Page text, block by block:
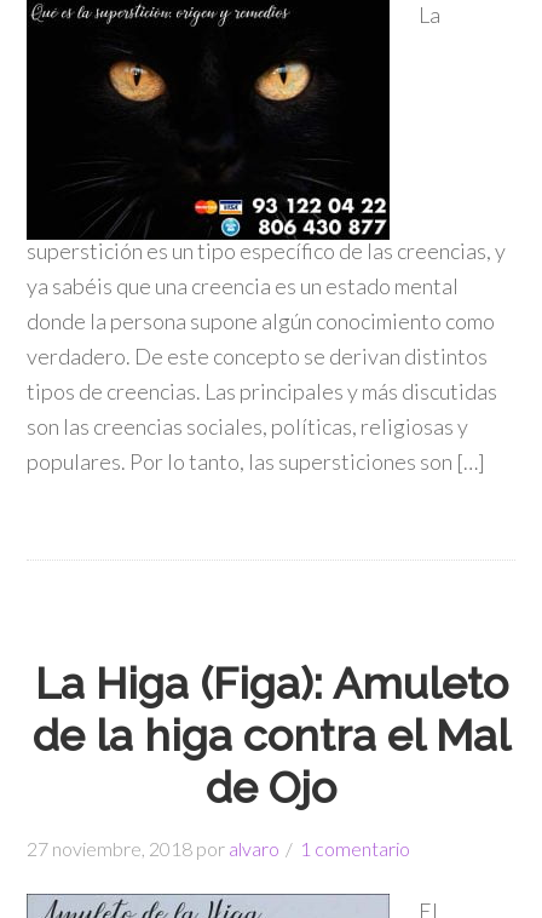
La
superstición es un tipo específico de las creencias, y
ya sabéis que una creencia es un estado mental
donde la persona supone algún conocimiento como
verdadero. De este concepto se derivan distintos
tipos de creencias. Las principales y más discutidas
son las creencias sociales, políticas, religiosas y
populares. Por lo tanto, las supersticiones son […]
La Higa (Figa): Amuleto
de la higa contra el Mal
de Ojo
27 noviembre, 2018 por alvaro 1 comentario
El